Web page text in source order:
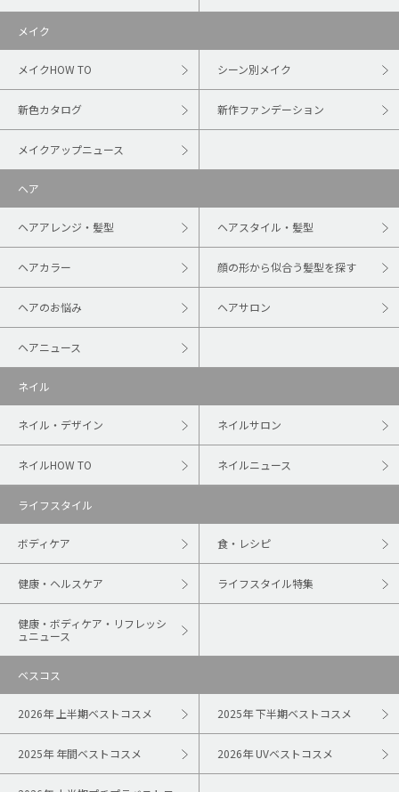
メイク
メイクHOW TO シーン別メイク
新色カタログ 新作ファンデーション
メイクアップニュース
ヘア
ヘアアレンジ・髪型 ヘアスタイル・髪型
ヘアカラー 顔の形から似合う髪型を探す
ヘアのお悩み ヘアサロン
ヘアニュース
ネイル
ネイル・デザイン ネイルサロン
ネイルHOW TO ネイルニュース
ライフスタイル
ボディケア 食・レシピ
健康・ヘルスケア ライフスタイル特集
健康・ボディケア・リフレッシ
ュニュース
ベスコス
2026年 上半期ベストコスメ 2025年 下半期ベストコスメ
2025年 年間ベストコスメ 2026年 UVベストコスメ